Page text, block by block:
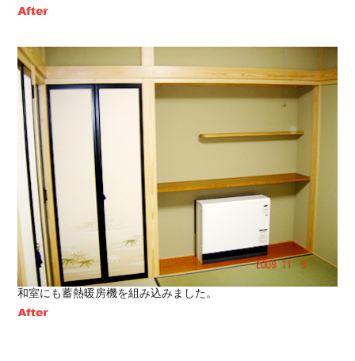
和室にも蓄熱暖房機を組み込みました。